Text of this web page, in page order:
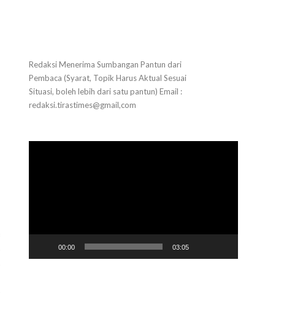
Redaksi Menerima Sumbangan Pantun dari
Pembaca (Syarat, Topik Harus Aktual Sesuai
Situasi, boleh lebih dari satu pantun) Email :
redaksi.tirastimes@gmail,com
00:00 03:05